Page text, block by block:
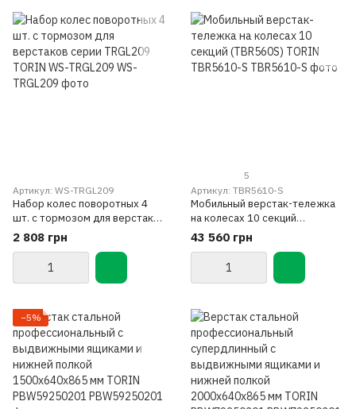
Артикул: WS-TRGL209
Набор колес поворотных 4
шт. с тормозом для верстаков
серии TRGL209 TORIN WS-
TRGL209
2 808 грн
5
Артикул: TBR5610-S
Mобильный верстак-тележка
на колесах 10 секций
(TBR560S) TORIN TBR5610-S
43 560 грн
−5%